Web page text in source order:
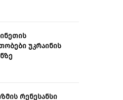
უკრაინის
რენესანსი